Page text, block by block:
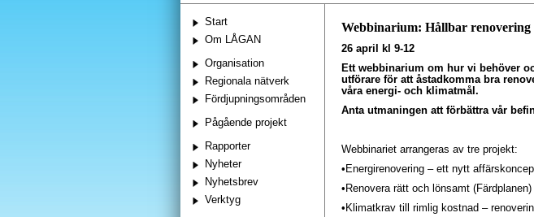
Start
Om LÅGAN
Organisation
Regionala nätverk
Fördjupningsområden
Pågående projekt
Rapporter
Nyheter
Nyhetsbrev
Verktyg
Webbinarium: Hållbar renovering
26 april kl 9-12
Ett webbinarium om hur vi behöver
utförare för att åstadkomma bra
våra energi- och klimatmål.
Anta utmaningen att förbättra vår
Webbinariet arrangeras av tre projekt:
•Energirenovering – ett nytt
•Renovera rätt och lönsamt (Färdplanen)
•Klimatkrav till rimlig kostnad –